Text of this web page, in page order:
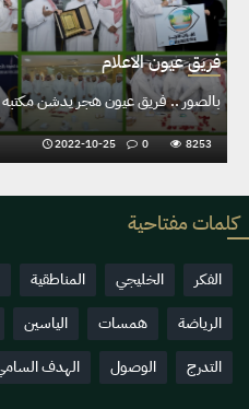
فريق عيون الاعلام
بالصور .. فريق عيون هجر يدشن
2022-10-25 0 8253
كلمات مفتاحية
الفكر الخليجي المناطقية
الرياضة
همسات الياسين
التدرج
الوصول الهدف